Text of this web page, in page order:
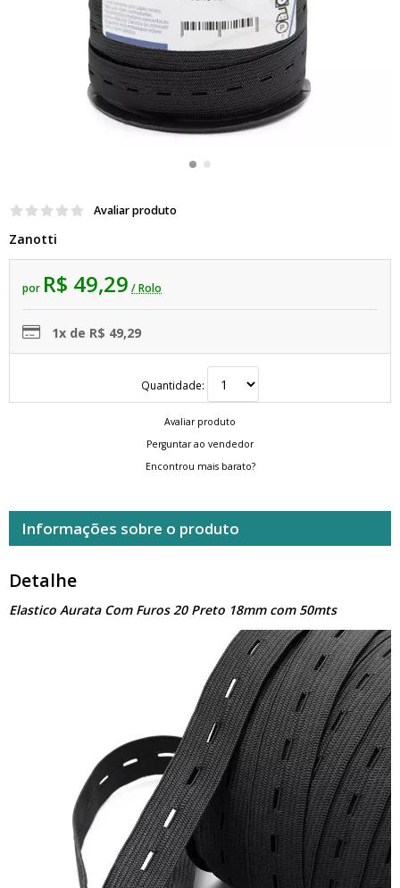
Avaliar produto
Zanotti
por R$ 49,29 / Rolo
1x de R$ 49,29
Quantidade:
Avaliar produto
Perguntar ao vendedor
Encontrou mais barato?
Informações sobre o produto
Detalhe
Elastico Aurata Com Furos 20 Preto 18mm com 50mts